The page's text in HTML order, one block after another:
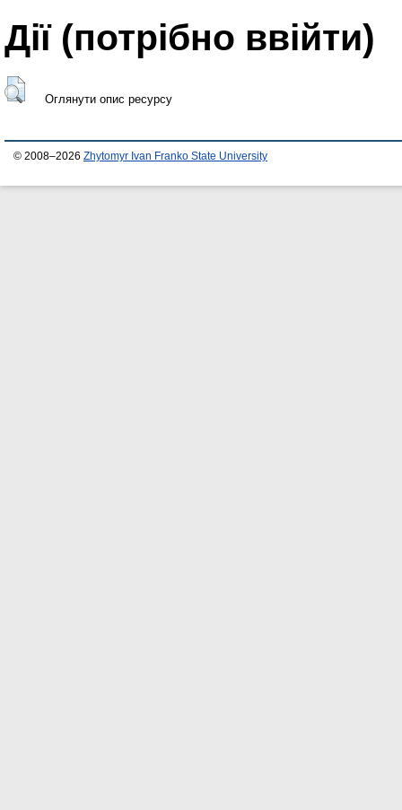
Дії ​​(потрібно ввійти)
Оглянути опис ресурсу
© 2008–2026 Zhytomyr Ivan Franko State University